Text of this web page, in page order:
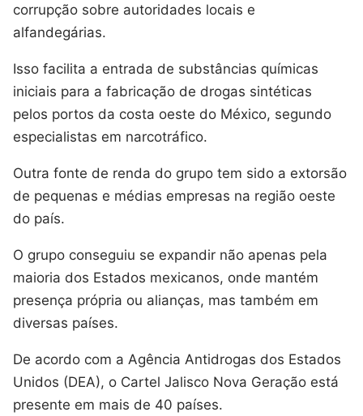
corrupção sobre autoridades locais e
alfandegárias.
Isso facilita a entrada de substâncias químicas
iniciais para a fabricação de drogas sintéticas
pelos portos da costa oeste do México, segundo
especialistas em narcotráfico.
Outra fonte de renda do grupo tem sido a extorsão
de pequenas e médias empresas na região oeste
do país.
O grupo conseguiu se expandir não apenas pela
maioria dos Estados mexicanos, onde mantém
presença própria ou alianças, mas também em
diversas países.
De acordo com a Agência Antidrogas dos Estados
Unidos (DEA), o Cartel Jalisco Nova Geração está
presente em mais de 40 países.